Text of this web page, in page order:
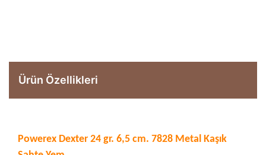
Ürün Özellikleri
Powerex Dexter 24 gr. 6,5 cm. 7828 Metal Kaşık